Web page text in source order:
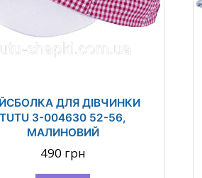
ДЛЯ ДІВЧИНКИ
TUTU 3-004630 52-56,
МАЛИНОВИЙ
490 грн